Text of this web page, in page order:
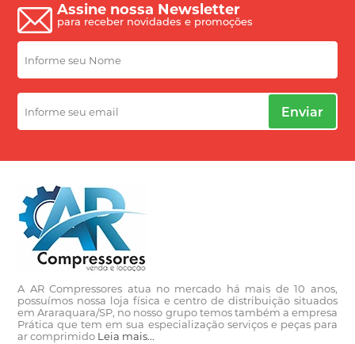
Assine nossa Newsletter
para receber novidades e promoções
Enviar
A AR Compressores atua no mercado há mais de 10 anos,
possuímos nossa loja física e centro de distribuição situados
em Araraquara/SP, no nosso grupo temos também a empresa
Prática que tem em sua especialização serviços e peças para
ar comprimido Leia mais...